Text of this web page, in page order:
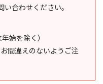
い合わせください。
始を除く）
間違えのないようご注